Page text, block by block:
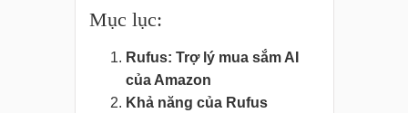
Mục lục:
Rufus: Trợ lý mua sắm AI
của Amazon
Khả năng của Rufus